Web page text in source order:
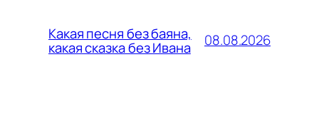
Какая песня без баяна,
какая сказка без Ивана 08.08.2026